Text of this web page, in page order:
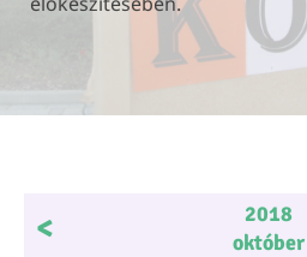
<
2018
október